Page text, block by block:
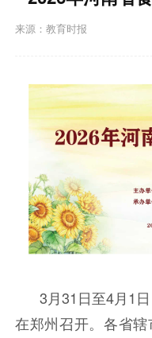
来源：教育时报
3月31日至4月1
在郑州召开。各省